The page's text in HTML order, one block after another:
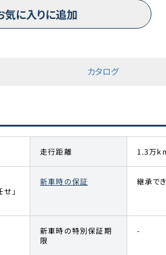
が運営するピタクルサイトへ移動します。
気に入りに追加
カタログ
走行距離 1.3万
」
新車時の保証 継承で
新車時の特別保証期
限
-